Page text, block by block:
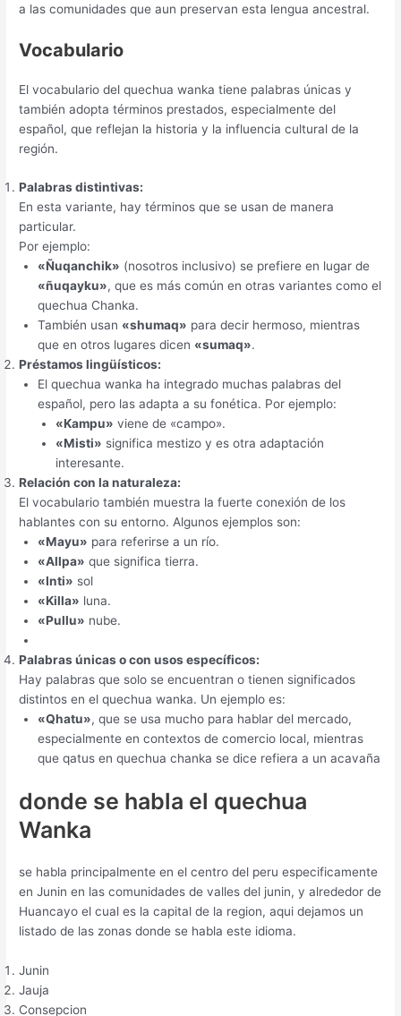
a las comunidades que aun preservan esta lengua ancestral.
Vocabulario
El vocabulario del quechua wanka tiene palabras únicas y
también adopta términos prestados, especialmente del
español, que reflejan la historia y la influencia cultural de la
región.
Palabras distintivas:
En esta variante, hay términos que se usan de manera
particular.
Por ejemplo:
«Ñuqanchik» (nosotros inclusivo) se prefiere en lugar de
«ñuqayku», que es más común en otras variantes como el
quechua Chanka.
También usan «shumaq» para decir hermoso, mientras
que en otros lugares dicen «sumaq».
Préstamos lingüísticos:
El quechua wanka ha integrado muchas palabras del
español, pero las adapta a su fonética. Por ejemplo:
«Kampu» viene de «campo».
«Misti» significa mestizo y es otra adaptación
interesante.
Relación con la naturaleza:
El vocabulario también muestra la fuerte conexión de los
hablantes con su entorno. Algunos ejemplos son:
«Mayu» para referirse a un río.
«Allpa» que significa tierra.
«Inti» sol
«Killa» luna.
«Pullu» nube.
Palabras únicas o con usos específicos:
Hay palabras que solo se encuentran o tienen significados
distintos en el quechua wanka. Un ejemplo es:
«Qhatu», que se usa mucho para hablar del mercado,
especialmente en contextos de comercio local, mientras
que qatus en quechua chanka se dice refiera a un acavaña
donde se habla el quechua
Wanka
se habla principalmente en el centro del peru especificamente
en Junin en las comunidades de valles del junin, y alrededor de
Huancayo el cual es la capital de la region, aqui dejamos un
listado de las zonas donde se habla este idioma.
Junin
Jauja
Consepcion